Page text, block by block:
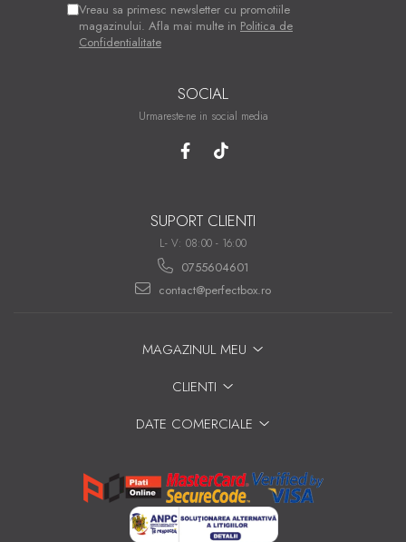
Vreau sa primesc newsletter cu promotiile
magazinului. Afla mai multe in Politica de
Confidentialitate
SOCIAL
Urmareste-ne in social media
SUPORT CLIENTI
L- V: 08:00 - 16:00
0755604601
contact@perfectbox.ro
MAGAZINUL MEU
CLIENTI
DATE COMERCIALE